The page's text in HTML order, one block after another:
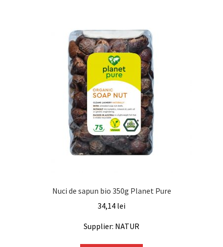
Nuci de sapun bio 350g Planet Pure
34,14 lei
Supplier: NATUR